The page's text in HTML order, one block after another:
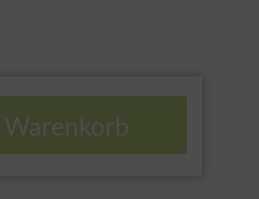
Warenkorb